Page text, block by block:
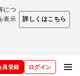
につ
表示
詳しくはこちら
員登録 ログイン